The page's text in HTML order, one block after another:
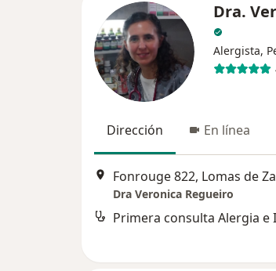
Dra.
Alergista,
Dirección En línea
Fonrouge 822, Lomas de
Dra Veronica Regueiro